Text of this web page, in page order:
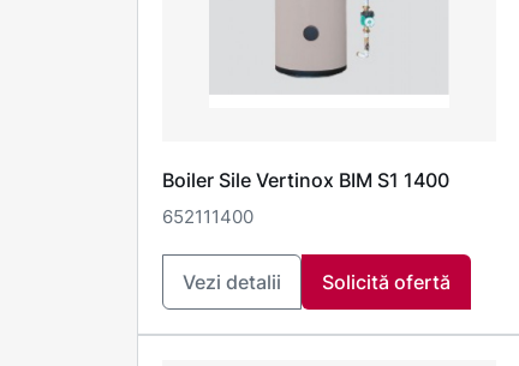
Boiler Sile Vertinox BIM S1 1400
652111400
Vezi detalii Solicită ofertă